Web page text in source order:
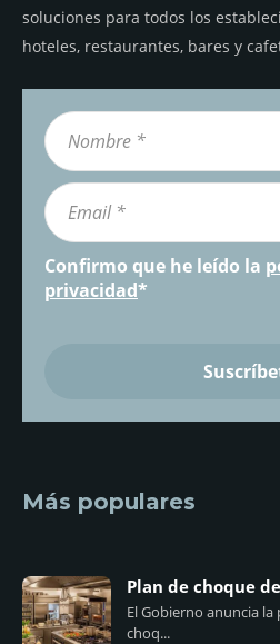
soluciones para todos los
hoteles, restaurantes, bares y
Confirmo que he leído la
privacidad*
Más populares
Plan de choque
El Gobierno anuncia
choq...